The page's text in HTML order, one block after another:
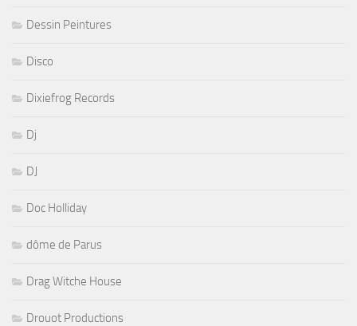
Dessin Peintures
Disco
Dixiefrog Records
Dj
DJ
Doc Holliday
dôme de Parus
Drag Witche House
Drouot Productions